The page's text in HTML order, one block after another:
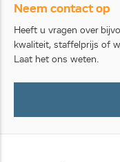
Neem contact op
Heeft u vragen over
kwaliteit, staffelprijs of
Laat het ons weten.